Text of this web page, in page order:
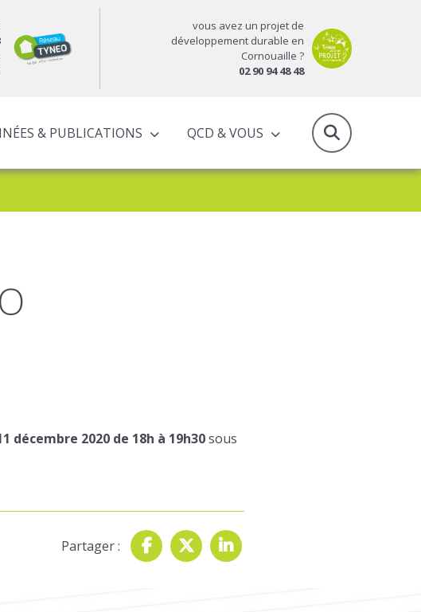
vous avez un projet de
développement durable en
Cornouaille ?
02 90 94 48 48
& PUBLICATIONS QCD & VOUS
décembre 2020 de 18h à 19h30sous
Partager :